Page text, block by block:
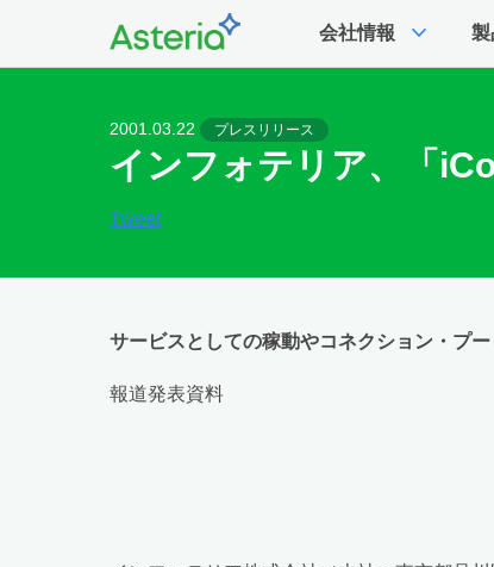
会社情報 expand_more 製
2001.03.22 プレスリリース
インフォテリア、「
Tweet
サービスとしての稼動やコネクション・プ
報道発表資料